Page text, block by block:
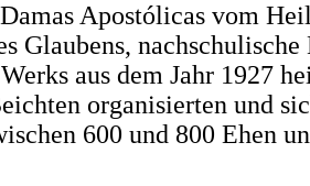
Apostólicas vom
Glaubens, nachschulische
aus dem Jahr 1927
organisierten und
600 und 800 Ehen